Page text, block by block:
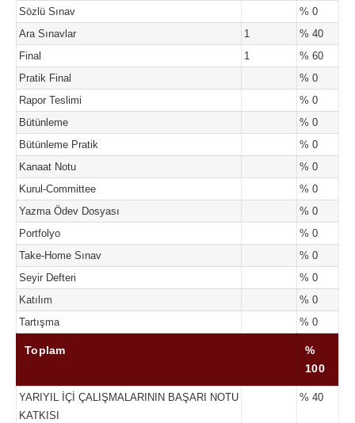
Sözlü Sınav
% 0
Ara Sınavlar
1
% 40
Final
1
% 60
Pratik Final
% 0
Rapor Teslimi
% 0
Bütünleme
% 0
Bütünleme Pratik
% 0
Kanaat Notu
% 0
Kurul-Committee
% 0
Yazma Ödev Dosyası
% 0
Portfolyo
% 0
Take-Home Sınav
% 0
Seyir Defteri
% 0
Katılım
% 0
Tartışma
% 0
Toplam
%
100
YARIYIL İÇİ ÇALIŞMALARININ BAŞARI NOTU
KATKISI
% 40